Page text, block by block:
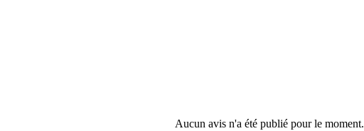
Aucun avis n'a été publié pour le moment.